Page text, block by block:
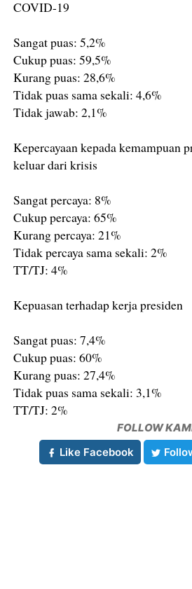
COVID-19
Sangat puas: 5,2%
Cukup puas: 59,5%
Kurang puas: 28,6%
Tidak puas sama sekali: 4,6%
Tidak jawab: 2,1%
Kepercayaan kepada kemampuan
keluar dari krisis
Sangat percaya: 8%
Cukup percaya: 65%
Kurang percaya: 21%
Tidak percaya sama sekali: 2%
TT/TJ: 4%
Kepuasan terhadap kerja presiden
Sangat puas: 7,4%
Cukup puas: 60%
Kurang puas: 27,4%
Tidak puas sama sekali: 3,1%
TT/TJ: 2%
FOLLOW
Like Facebook